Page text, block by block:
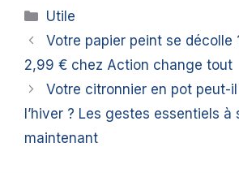
Catégories
Utile
Votre papier peint se décolle
2,99 € chez Action change tout
Votre citronnier en pot peut-
l’hiver ? Les gestes essentiels à
maintenant